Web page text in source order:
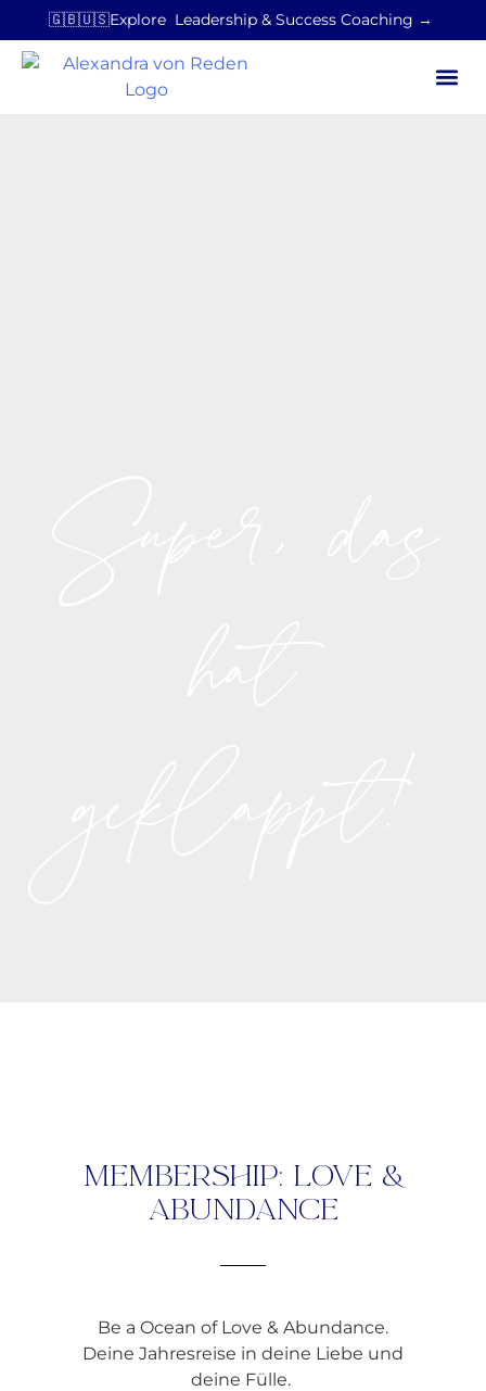
🇬🇧🇺🇸Explore Leadership & Success Coaching →
Membership: Love &
Abundance
Be a Ocean of Love & Abundance.
Deine Jahresreise in deine Liebe und
deine Fülle.